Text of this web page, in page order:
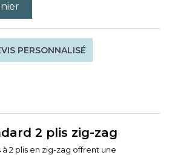
PERSONNALISÉ
2 plis zig-zag
2 plis en zig-zag offrent une